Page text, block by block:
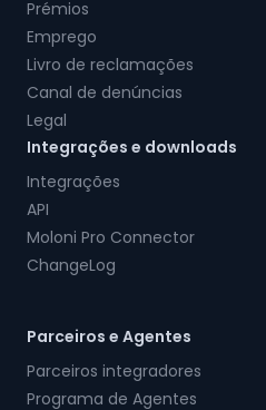
Prémios
Emprego
Livro de reclamações
Canal de denúncias
Legal
Integrações e downloads
Integrações
API
Moloni Pro Connector
ChangeLog
Parceiros e Agentes
Parceiros integradores
Programa de Agentes